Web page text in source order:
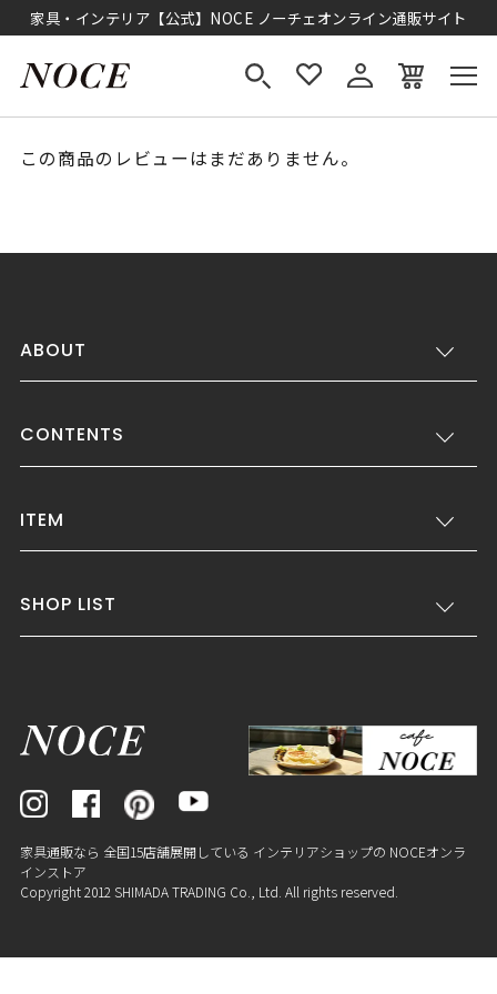
家具・インテリア【公式】NOCE ノーチェオンライン通販サイト
この商品のレビューはまだありません。
ABOUT
CONTENTS
ITEM
SHOP LIST
家具通販なら 全国15店舗展開している インテリアショップの NOCEオンラ
インストア
Copyright 2012 SHIMADA TRADING Co., Ltd. All rights reserved.